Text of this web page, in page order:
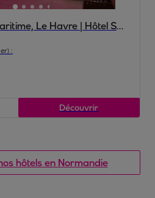
Accès Spa | Seine-Maritime, Le Havre | Hôtel Spa Le Pasino 4*
:
Découvrir
hôtels en Normandie